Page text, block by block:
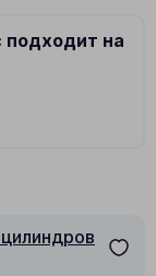
на